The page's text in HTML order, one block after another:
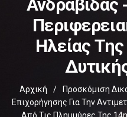
Ανδραβίδας
Ηλείας
Αρχική /
Προσκόμιση
Επιχορήγησης Για Την